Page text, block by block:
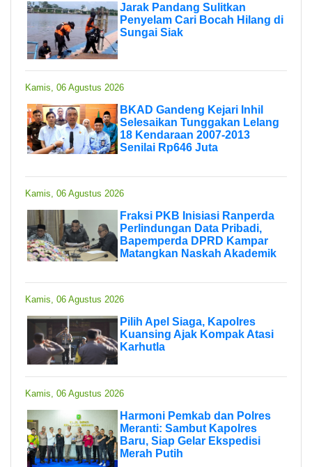
Jarak Pandang Sulitkan
Penyelam Cari Bocah Hilang di
Sungai Siak
Kamis, 06 Agustus 2026
BKAD Gandeng Kejari Inhil
Selesaikan Tunggakan Lelang
18 Kendaraan 2007-2013
Senilai Rp646 Juta
Kamis, 06 Agustus 2026
Fraksi PKB Inisiasi Ranperda
Perlindungan Data Pribadi,
Bapemperda DPRD Kampar
Matangkan Naskah Akademik
Kamis, 06 Agustus 2026
Pilih Apel Siaga, Kapolres
Kuansing Ajak Kompak Atasi
Karhutla
Kamis, 06 Agustus 2026
Harmoni Pemkab dan Polres
Meranti: Sambut Kapolres
Baru, Siap Gelar Ekspedisi
Merah Putih